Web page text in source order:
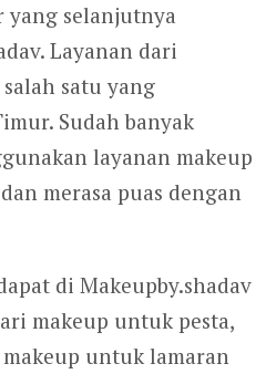
yang selanjutnya
Layanan dari
satu yang
Sudah banyak
layanan makeup
merasa puas dengan
di Makeupby.shadav
makeup untuk pesta,
untuk lamaran